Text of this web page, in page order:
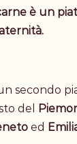
è un
secondo
del
ed